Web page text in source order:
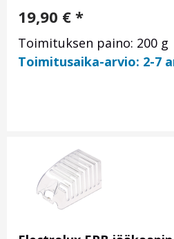
19,90 € *
Toimituksen paino: 200 g
Toimitusaika-arvio: 2-7